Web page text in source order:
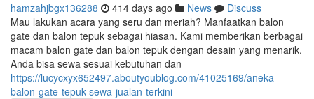
hamzahjbgx136288 414 days ago News
Discuss
Mau lakukan acara yang seru dan meriah? Manfaatkan balon
gate dan balon tepuk sebagai hiasan. Kami memberikan berbagai
macam balon gate dan balon tepuk dengan desain yang menarik.
Anda bisa sewa sesuai kebutuhan dan
https://lucycxyx652497.aboutyoublog.com/41025169/aneka-
balon-gate-tepuk-sewa-jualan-terkini